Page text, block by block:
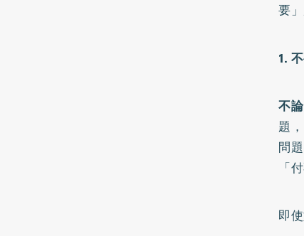
要
1.
不
題
問
「
即